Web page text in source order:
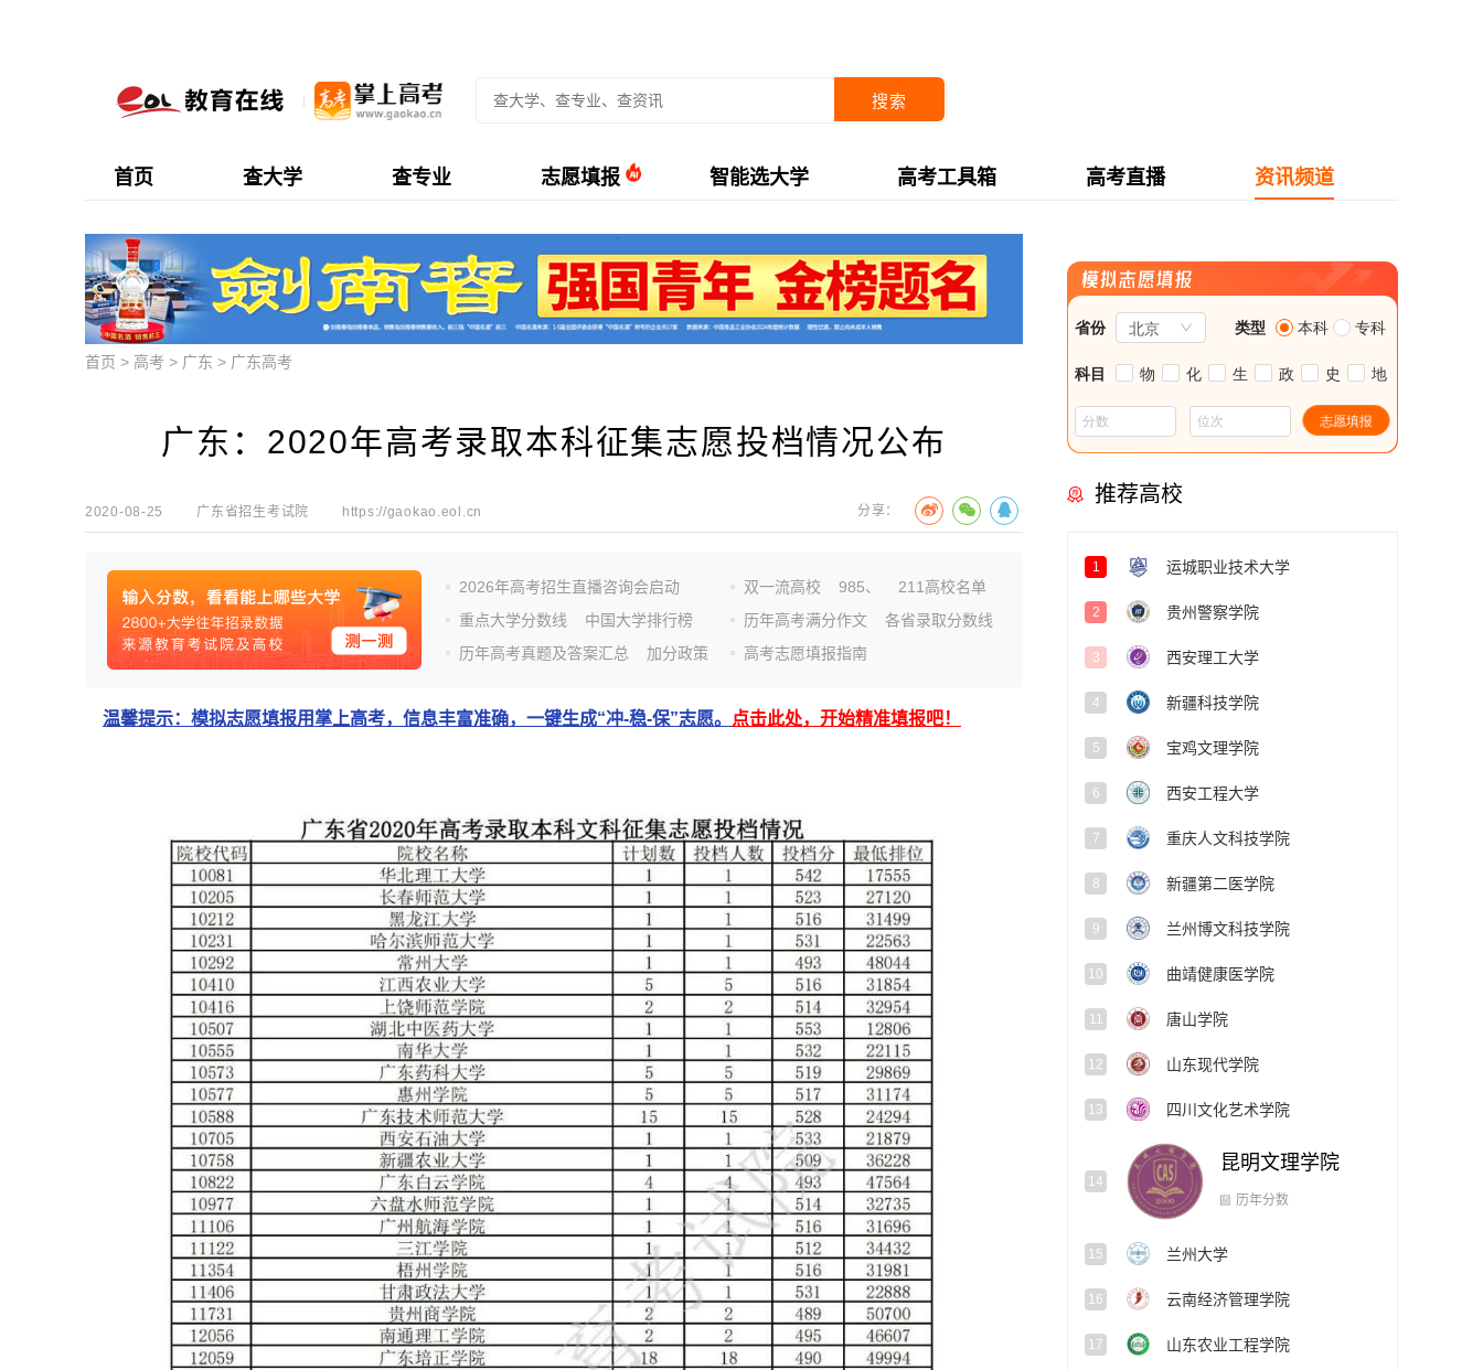
搜索
首页 查大学 查专业 志愿填报 智能选大学 高考工具箱 高考直播 资讯频道
首页 > 高考 > 广东 > 广东高考
广东：2020年高考录取本科征集志愿投档情况公布
2020-08-25 广东省招生考试院 https://gaokao.eol.cn 分享：
2026年高考招生直播咨询会启动
重点大学分数线
中国大学排行榜
历年高考真题及答案汇总
加分政策
双一流高校 985、
211高校名单
历年高考满分作文
各省录取分数线
高考志愿填报指南
温馨提示：模拟志愿填报用掌上高考，信息丰富准确，一键生成“冲-稳-保”志愿。 点击此处，开始精准填报吧！
推荐高校
1 运城职业技术大学
2 贵州警察学院
3 西安理工大学
4 新疆科技学院
5 宝鸡文理学院
6 西安工程大学
7 重庆人文科技学院
8 新疆第二医学院
9 兰州博文科技学院
10 曲靖健康医学院
11 唐山学院
12 山东现代学院
13 四川文化艺术学院
昆明文理学院
兰州大学
16 云南经济管理学院
17 山东农业工程学院